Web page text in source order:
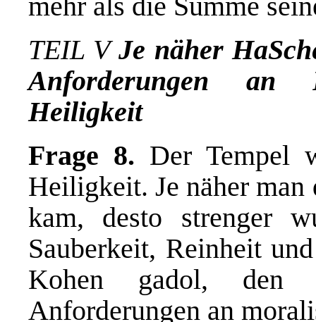
TEIL VJe näher
Anforderungen an
Heiligkeit
Frage 8. Der Tempel
Heiligkeit. Je näher man
kam, desto strenger
Sauberkeit, Reinheit
Kohen gadol, den
Anforderungen an